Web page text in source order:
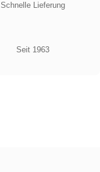
Schnelle Lieferung
Seit 1963